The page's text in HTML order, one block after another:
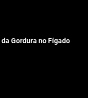
Gordura no Fígado